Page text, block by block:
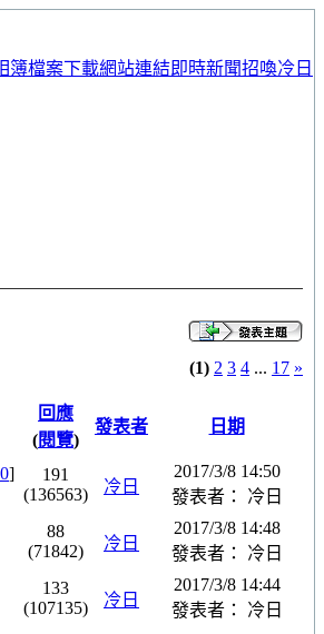
簿檔案下載網站連結即時新聞招喚冷日
(1) 2 3 4 ... 17 »
回應
(閱覽)
發表者 日期
]
191
(136563)
冷日
2017/3/8 14:50
發表者： 冷日
88
(71842)
冷日
2017/3/8 14:48
發表者： 冷日
133
(107135)
冷日
2017/3/8 14:44
發表者： 冷日